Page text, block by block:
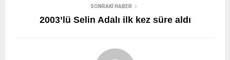
SONRAKI HABER
2003’lü Selin Adalı ilk kez süre aldı